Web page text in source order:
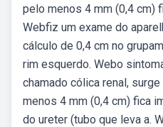
pelo menos 4 mm (0,4 cm)
Webfiz um exame do
cálculo de 0,4 cm no
rim esquerdo. Webo
chamado cólica renal,
menos 4 mm (0,4 cm) fica
do ureter (tubo que leva a.